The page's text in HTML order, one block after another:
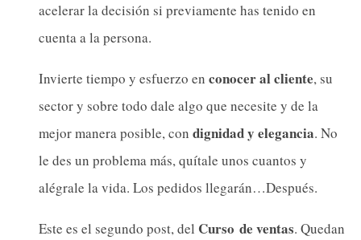
acelerar la decisión si previamente has tenido en
cuenta a la persona.
Invierte tiempo y esfuerzo en conocer al cliente, su
sector y sobre todo dale algo que necesite y de la
mejor manera posible, con dignidad y elegancia. No
le des un problema más, quítale unos cuantos y
alégrale la vida. Los pedidos llegarán…Después.
Este es el segundo post, del Curso de ventas. Quedan